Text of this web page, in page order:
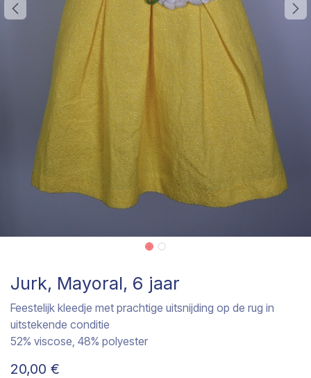
Jurk, Mayoral, 6 jaar
Feestelijk kleedje met prachtige uitsnijding op de rug in
uitstekende conditie
52% viscose, 48% polyester
20,00 €